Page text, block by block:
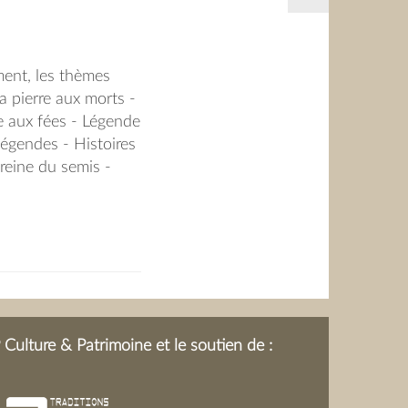
les thèmes
pierre aux morts -
aux fées - Légende
- Histoires
du semis -
- La
- La java bleue
fleur de blé noir -
Culture & Patrimoine et le soutien de :